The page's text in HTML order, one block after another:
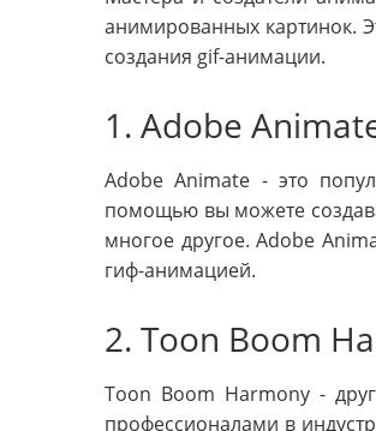
анимированных картинок.
создания gif-анимации.
1. Adobe
Adobe Animate - это
помощью вы можете
многое другое. Adobe
гиф-анимацией.
2. Toon Boom
Toon Boom Harmony -
профессионалами в